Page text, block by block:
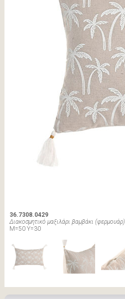
36.7308.0429
Διακοσμητικό μαξιλάρι βαμβάκι (φερμουάρ)
Μ=50 Υ=30